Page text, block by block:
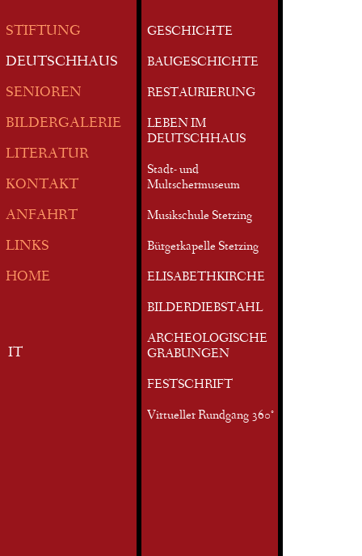
STIFTUNG
DEUTSCHHAUS
SENIOREN
BILDERGALERIE
LITERATUR
KONTAKT
ANFAHRT
LINKS
HOME
IT
GESCHICHTE
BAUGESCHICHTE
RESTAURIERUNG
LEBEN IM
DEUTSCHHAUS
Stadt- und
Multschermuseum
Musikschule Sterzing
Bürgerkapelle Sterzing
ELISABETHKIRCHE
BILDERDIEBSTAHL
ARCHEOLOGISCHE
GRABUNGEN
FESTSCHRIFT
Virtueller Rundgang 360°